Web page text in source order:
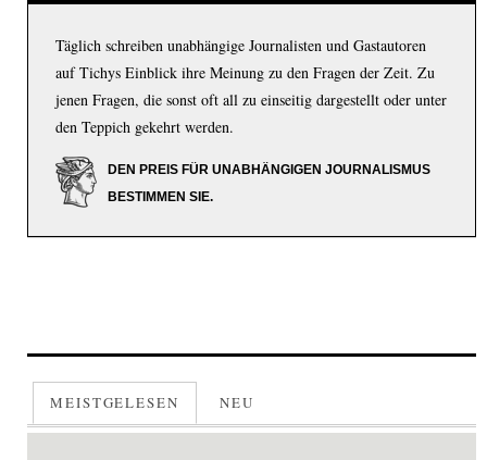
Täglich schreiben unabhängige Journalisten und Gastautoren
auf Tichys Einblick ihre Meinung zu den Fragen der Zeit. Zu
jenen Fragen, die sonst oft all zu einseitig dargestellt oder unter
den Teppich gekehrt werden.
DEN PREIS FÜR UNABHÄNGIGEN JOURNALISMUS
BESTIMMEN SIE.
MEISTGELESEN NEU